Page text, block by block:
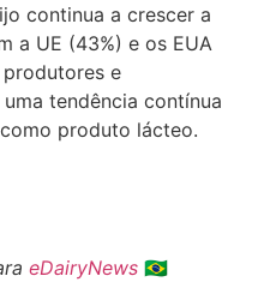
continua a crescer a
a UE (43%) e os EUA
e
tendência contínua
produto lácteo.
eDairyNews 🇧🇷